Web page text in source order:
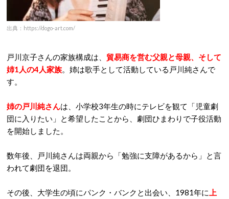
出典：https://dogo-art.com/
戸川京子さんの家族構成は、 貿易商を営む父親と母親、そして
姉1人の4人家族。姉は歌手として活動している戸川純さんで
す。
姉の戸川純さんは、小学校3年生の時にテレビを観て「児童劇
団に入りたい」と希望したことから、劇団ひまわりで子役活動
を開始しました。
数年後、戸川純さんは両親から「勉強に支障があるから」と言
われて劇団を退団。
その後、大学生の頃にパンク・バンクと出会い、1981年に 上